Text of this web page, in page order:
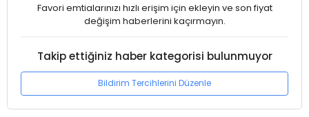
Favori emtialarınızı hızlı erişim için ekleyin ve son fiyat
değişim haberlerini kaçırmayın.
Takip ettiğiniz haber kategorisi bulunmuyor
Bildirim Tercihlerini Düzenle